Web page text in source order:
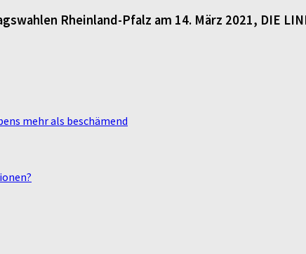
Rheinland-Pfalz am 14. März 2021, DIE
mehr als beschämend